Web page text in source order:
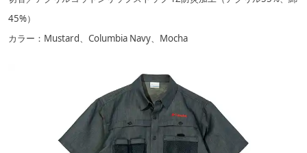
45%）
カラー：Mustard、Columbia Navy、Mocha